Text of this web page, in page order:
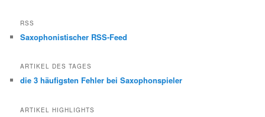
RSS
Saxophonistischer RSS-Feed
ARTIKEL DES TAGES
die 3 häufigsten Fehler bei Saxophonspieler
ARTIKEL HIGHLIGHTS